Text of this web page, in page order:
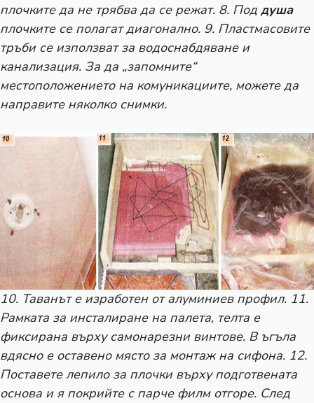
плочките да не трябва да се режат. 8. Под душа
плочките се полагат диагонално. 9. Пластмасовите
тръби се използват за водоснабдяване и
канализация. За да „запомните“
местоположението на комуникациите, можете да
направите няколко снимки.
10. Таванът е изработен от алуминиев профил. 11.
Рамката за инсталиране на палета, телта е
фиксирана върху самонарезни винтове. В ъгъла
вдясно е оставено място за монтаж на сифона. 12.
Поставете лепило за плочки върху подготвената
основа и я покрийте с парче филм отгоре. След